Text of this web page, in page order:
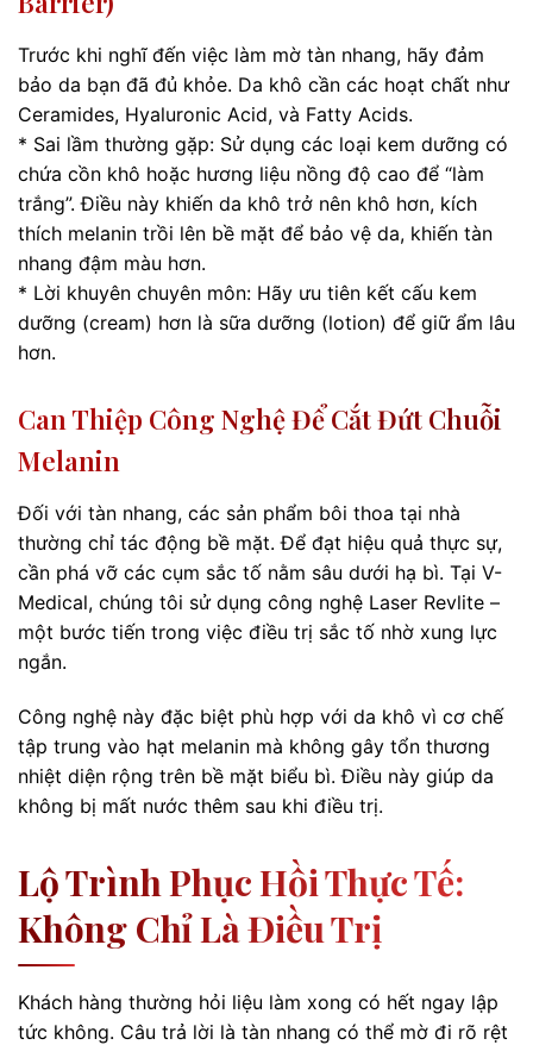
Trước khi nghĩ đến việc làm mờ tàn nhang, hãy đảm
bảo da bạn đã đủ khỏe. Da khô cần các hoạt chất như
Ceramides, Hyaluronic Acid, và Fatty Acids.
* Sai lầm thường gặp: Sử dụng các loại kem dưỡng có
chứa cồn khô hoặc hương liệu nồng độ cao để “làm
trắng”. Điều này khiến da khô trở nên khô hơn, kích
thích melanin trồi lên bề mặt để bảo vệ da, khiến tàn
nhang đậm màu hơn.
* Lời khuyên chuyên môn: Hãy ưu tiên kết cấu kem
dưỡng (cream) hơn là sữa dưỡng (lotion) để giữ ẩm lâu
hơn.
Can Thiệp Công Nghệ Để Cắt Đứt Chuỗi
Melanin
Đối với tàn nhang, các sản phẩm bôi thoa tại nhà
thường chỉ tác động bề mặt. Để đạt hiệu quả thực sự,
cần phá vỡ các cụm sắc tố nằm sâu dưới hạ bì. Tại V-
Medical, chúng tôi sử dụng công nghệ Laser Revlite –
một bước tiến trong việc điều trị sắc tố nhờ xung lực
ngắn.
Công nghệ này đặc biệt phù hợp với da khô vì cơ chế
tập trung vào hạt melanin mà không gây tổn thương
nhiệt diện rộng trên bề mặt biểu bì. Điều này giúp da
không bị mất nước thêm sau khi điều trị.
Lộ Trình Phục Hồi Thực Tế:
Không Chỉ Là Điều Trị
Khách hàng thường hỏi liệu làm xong có hết ngay lập
tức không. Câu trả lời là tàn nhang có thể mờ đi rõ rệt